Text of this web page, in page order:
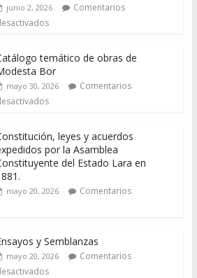
junio 2, 2026
Comentarios
temático de obras de
Bor
mayo 30, 2026
Comentarios
leyes y acuerdos
por la Asamblea
del Estado Lara en
mayo 20, 2026
Comentarios
y Semblanzas
mayo 20, 2026
Comentarios